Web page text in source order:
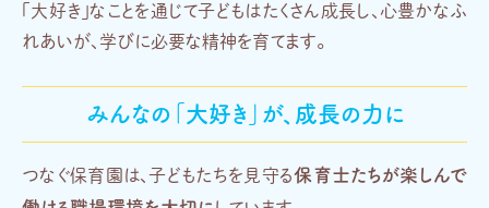
「大好き」なことを通じて子どもはたくさん成長し、心豊かなふ
れあいが、学びに必要な精神を育てます。
みんなの「大好き」が、成長の力に
つなぐ保育園は、子どもたちを見守る保育士たちが楽しんで